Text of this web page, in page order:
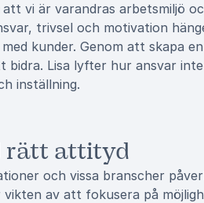
vi är varandras arbetsmiljö
trivsel och motivation
kunder. Genom att skapa
bidra. Lisa lyfter hur ansvar
inställning.
rätt attityd
och vissa branscher
av att fokusera på